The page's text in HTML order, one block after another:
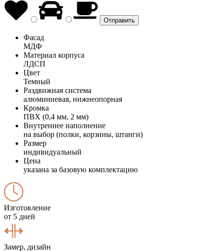
Фасад
МДФ
Материал корпуса
ЛДСП
Цвет
Темный
Раздвижная система
алюминиевая, нижнеопорная
Кромка
ПВХ (0,4 мм, 2 мм)
Внутреннее наполнение
на выбор (полки, корзины, штанги)
Размер
индивидуальный
Цена
указана за базовую комплектацию
Изготовление
от 5 дней
Замер, дизайн